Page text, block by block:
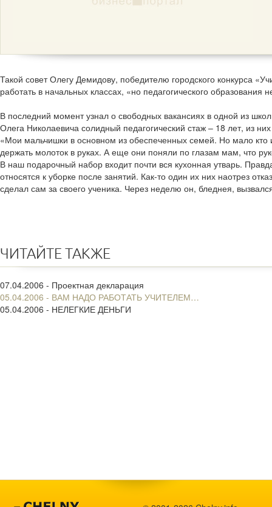
Такой совет Олегу Демидову, победителю городского конкурса
работать в начальных классах, «но педагогического
В последний момент узнал о свободных вакансиях в одной из
Олега Николаевича солидный педагогический стаж – 18 лет, из
«Мои мальчишки в основном из обеспеченных семей. Но мало кто
держать молоток в руках. А еще они поняли по глазам мам, что
В наш подарочный набор входит почти вся кухонная утварь.
относятся к уборке после занятий. Как-то один их них наотрез
сделал сам за своего ученика. Через неделю он, бледнея,
ЧИТАЙТЕ ТАКЖЕ
07.04.2006 - Проектная декларация
05.04.2006 - ВАМ НАДО РАБОТАТЬ УЧИТЕЛЕМ…
05.04.2006 - НЕЛЕГКИЕ ДЕНЬГИ